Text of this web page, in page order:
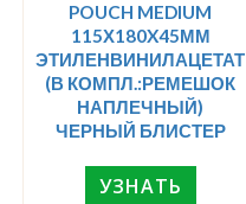
POUCH MEDIUM
115Х180X45ММ
ЭТИЛЕНВИНИЛАЦЕТАТ
(В КОМПЛ.:РЕМЕШОК
НАПЛЕЧНЫЙ)
ЧЕРНЫЙ БЛИСТЕР
УЗНАТЬ